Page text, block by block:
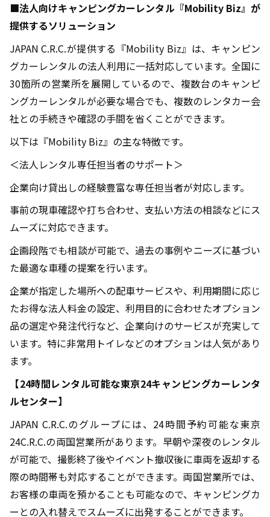
■法人向けキャンピングカーレンタル『Mobility Biz』が
提供するソリューション
JAPAN C.R.C.が提供する『Mobility Biz』は、キャンピン
グカーレンタルの法人利用に一括対応しています。全国に
30箇所の営業所を展開しているので、複数台のキャンピ
ングカーレンタルが必要な場合でも、複数のレンタカー会
社との手続きや確認の手間を省くことができます。
以下は『Mobility Biz』の主な特徴です。
＜法人レンタル専任担当者のサポート＞
企業向け貸出しの経験豊富な専任担当者が対応します。
事前の現車確認や打ち合わせ、支払い方法の相談などにス
ムーズに対応できます。
企画段階でも相談が可能で、過去の事例やニーズに基づい
た最適な車種の提案を行います。
企業が指定した場所への配車サービスや、利用期間に応じ
たお得な法人料金の設定、利用目的に合わせたオプション
品の選定や発注代行など、企業向けのサービスが充実して
います。特に非常用トイレなどのオプションは人気があり
ます。
【24時間レンタル可能な東京24キャンピングカーレンタ
ルセンター】
JAPAN C.R.C.のグループには、 24時間予約可能な東京
24C.R.C.の両国営業所があります。早朝や深夜のレンタル
が可能で、撮影終了後やイベント撤収後に車両を返却する
際の時間帯も対応することができます。両国営業所では、
お客様の車両を預かることも可能なので、キャンピングカ
ーとの入れ替えでスムーズに出発することができます。